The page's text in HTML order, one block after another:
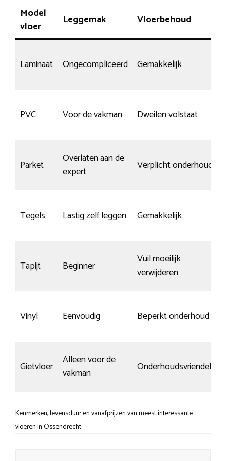
Model
vloer
Leggemak Vloerbehoud
Laminaat Ongecompliceerd Gemakkelijk
PVC Voor de vakman Dweilen volstaat
Parket
Overlaten aan de
expert
Verplicht onderhoud
Tegels Lastig zelf leggen Gemakkelijk
Tapijt Beginner
Vuil moeilijk
verwijderen
Vinyl Eenvoudig Beperkt onderhoud
Gietvloer
Alleen voor de
vakman
Onderhoudsvriendelijk
Kenmerken, levensduur en vanafprijzen van meest interessante
vloeren in Ossendrecht.